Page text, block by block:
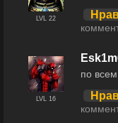
LVL 22
LVL 16
по